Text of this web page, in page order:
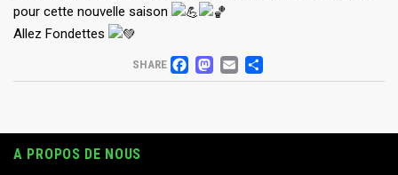
pour cette nouvelle saison
Allez Fondettes
SHARE FACEBOOK
MASTODON
EMAIL
PARTAGER
A PROPOS DE NOUS